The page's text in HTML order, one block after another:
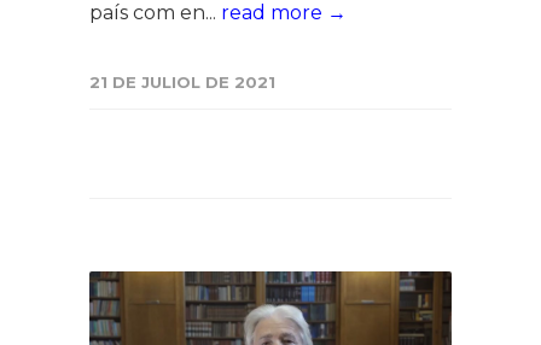
país com en... read more →
21 DE JULIOL DE 2021